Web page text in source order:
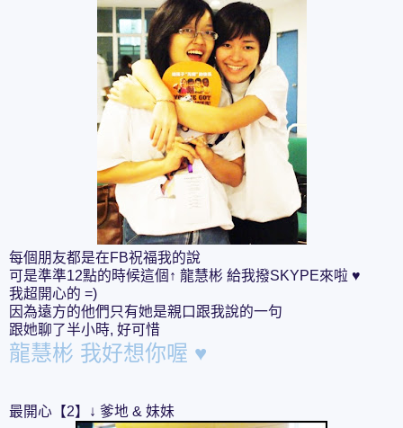
每個朋友都是在FB祝福我的說
可是準準12點的時候這個↑ 龍慧彬 給我撥SKYPE來啦 ♥
我超開心的 =)
因為遠方的他們只有她是親口跟我說的一句
跟她聊了半小時, 好可惜
龍慧彬 我好想你喔 ♥
最開心【2】↓ 爹地 & 妹妹